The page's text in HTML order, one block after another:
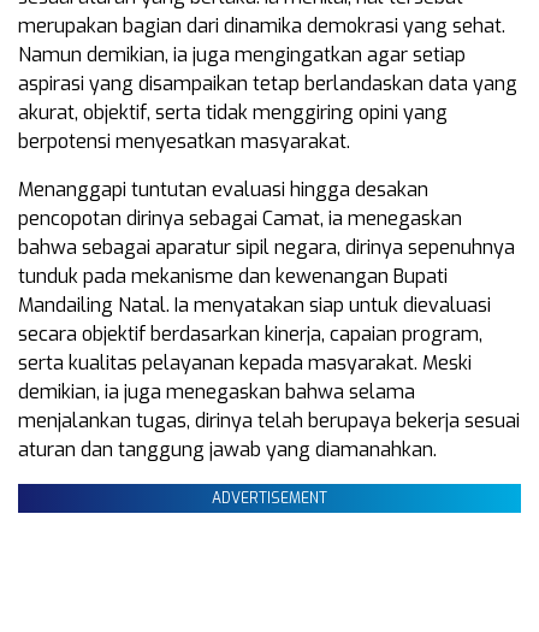
merupakan bagian dari dinamika demokrasi yang sehat.
Namun demikian, ia juga mengingatkan agar setiap
aspirasi yang disampaikan tetap berlandaskan data yang
akurat, objektif, serta tidak menggiring opini yang
berpotensi menyesatkan masyarakat.
Menanggapi tuntutan evaluasi hingga desakan
pencopotan dirinya sebagai Camat, ia menegaskan
bahwa sebagai aparatur sipil negara, dirinya sepenuhnya
tunduk pada mekanisme dan kewenangan Bupati
Mandailing Natal. Ia menyatakan siap untuk dievaluasi
secara objektif berdasarkan kinerja, capaian program,
serta kualitas pelayanan kepada masyarakat. Meski
demikian, ia juga menegaskan bahwa selama
menjalankan tugas, dirinya telah berupaya bekerja sesuai
aturan dan tanggung jawab yang diamanahkan.
ADVERTISEMENT